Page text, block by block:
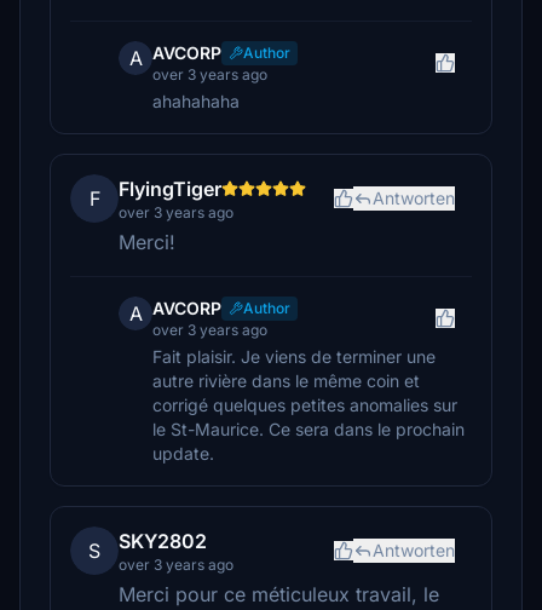
A AVCORP
Author
over 3 years ago
ahahahaha
F FlyingTiger
over 3 years ago
Antworten
Merci!
A AVCORP
Author
over 3 years ago
Fait plaisir. Je viens de terminer une
autre rivière dans le même coin et
corrigé quelques petites anomalies sur
le St-Maurice. Ce sera dans le prochain
update.
S SKY2802
over 3 years ago
Antworten
Merci pour ce méticuleux travail, le